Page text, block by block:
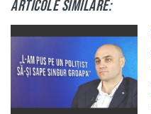
Articole similare: